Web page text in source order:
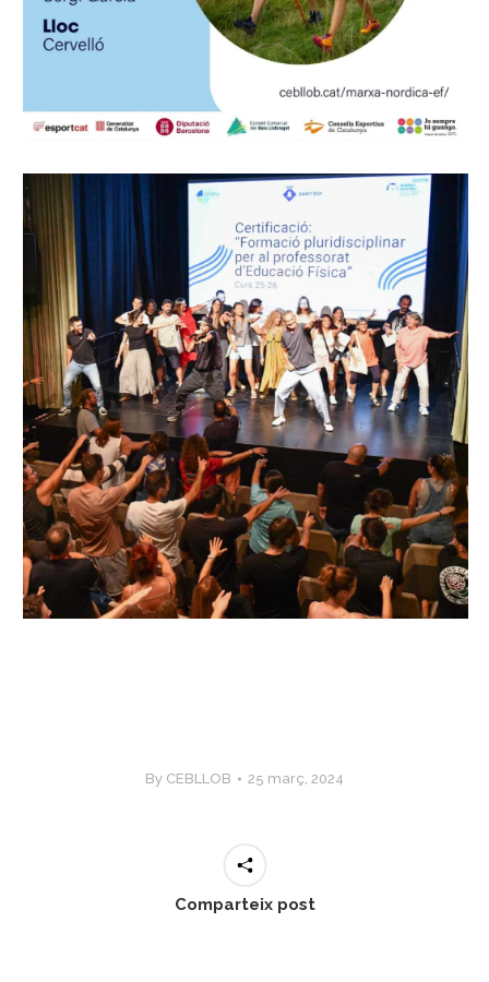
13 juliol, 2026
Activitats formatives per al
professorat d’Educació Física
2026/2027
By CEBLLOB 25 març, 2024
Comparteix post